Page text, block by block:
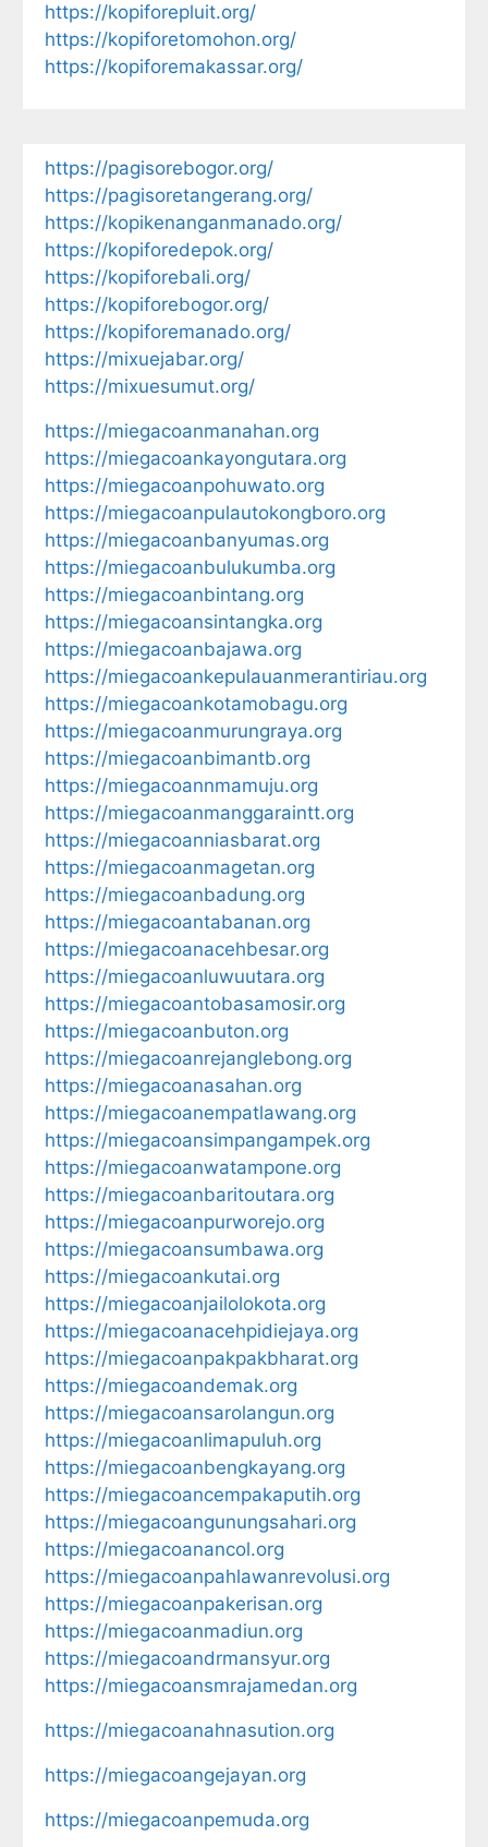
https://kopiforepluit.org/
https://kopiforetomohon.org/
https://kopiforemakassar.org/
https://pagisorebogor.org/
https://pagisoretangerang.org/
https://kopikenanganmanado.org/
https://kopiforedepok.org/
https://kopiforebali.org/
https://kopiforebogor.org/
https://kopiforemanado.org/
https://mixuejabar.org/
https://mixuesumut.org/
https://miegacoanmanahan.org
https://miegacoankayongutara.org
https://miegacoanpohuwato.org
https://miegacoanpulautokongboro.org
https://miegacoanbanyumas.org
https://miegacoanbulukumba.org
https://miegacoanbintang.org
https://miegacoansintangka.org
https://miegacoanbajawa.org
https://miegacoankepulauanmerantiriau.org
https://miegacoankotamobagu.org
https://miegacoanmurungraya.org
https://miegacoanbimantb.org
https://miegacoannmamuju.org
https://miegacoanmanggaraintt.org
https://miegacoanniasbarat.org
https://miegacoanmagetan.org
https://miegacoanbadung.org
https://miegacoantabanan.org
https://miegacoanacehbesar.org
https://miegacoanluwuutara.org
https://miegacoantobasamosir.org
https://miegacoanbuton.org
https://miegacoanrejanglebong.org
https://miegacoanasahan.org
https://miegacoanempatlawang.org
https://miegacoansimpangampek.org
https://miegacoanwatampone.org
https://miegacoanbaritoutara.org
https://miegacoanpurworejo.org
https://miegacoansumbawa.org
https://miegacoankutai.org
https://miegacoanjailolokota.org
https://miegacoanacehpidiejaya.org
https://miegacoanpakpakbharat.org
https://miegacoandemak.org
https://miegacoansarolangun.org
https://miegacoanlimapuluh.org
https://miegacoanbengkayang.org
https://miegacoancempakaputih.org
https://miegacoangunungsahari.org
https://miegacoanancol.org
https://miegacoanpahlawanrevolusi.org
https://miegacoanpakerisan.org
https://miegacoanmadiun.org
https://miegacoandrmansyur.org
https://miegacoansmrajamedan.org
https://miegacoanahnasution.org
https://miegacoangejayan.org
https://miegacoanpemuda.org